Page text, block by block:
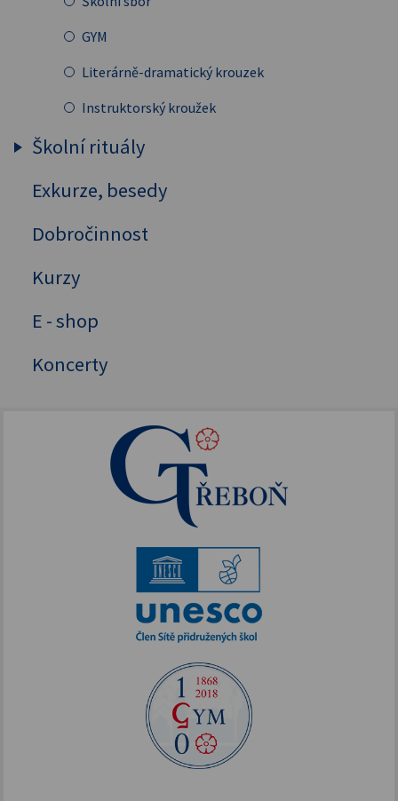
GYM
Literárně-dramatický krouzek
Instruktorský kroužek
Školní rituály
Zahájení školního roku - hosté
Exkurze, besedy
Dobročinnost
Kurzy
E - shop
Koncerty